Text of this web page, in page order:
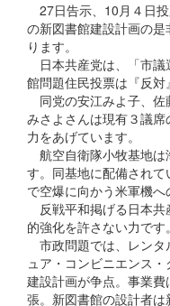
27日告示、10月４日
の新図書館建設計画の
ります。
日本共産党は、「市議
館問題住民投票は『反対
同党の安江みよ子、佐
みさよさんは現有３議
力をあげています。
航空自衛隊小牧基地は
す。同基地に配備され
で空爆に向かう米軍機へ
反戦平和掲げる日本共
的強化を許さない力です。
市政問題では、レンタ
ュア・コンビニエンス
建設計画が争点。事業
張。新図書館の設計者